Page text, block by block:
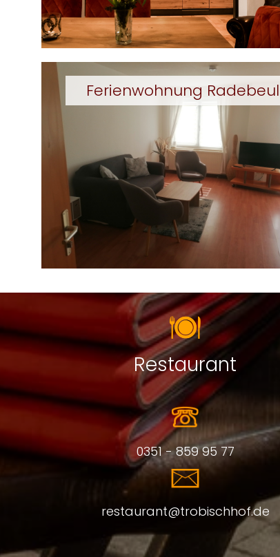
Ferienwohnung Radebeul
Restaurant
0351 - 859 95 77
restaurant@trobischhof.de